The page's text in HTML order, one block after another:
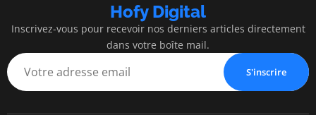
Hofy Digital
Inscrivez-vous pour recevoir nos derniers articles directement
dans votre boîte mail.
S'inscrire